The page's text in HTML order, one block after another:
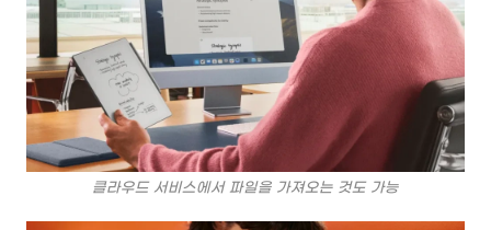
클라우드 서비스에서 파일을 가져오는 것도 가능